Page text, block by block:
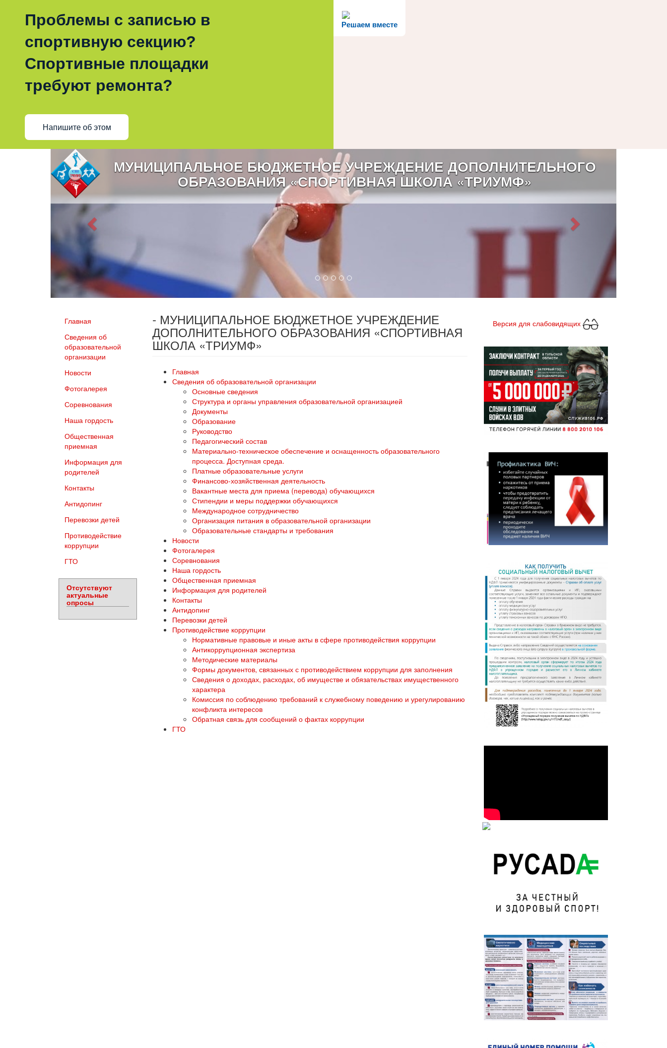
Решаем вместе
Проблемы с записью в
спортивную секцию?
Спортивные площадки
требуют ремонта?
Напишите об этом
МУНИЦИПАЛЬНОЕ БЮДЖЕТНОЕ УЧРЕЖДЕНИЕ ДОПОЛНИТЕЛЬНОГО
ОБРАЗОВАНИЯ «СПОРТИВНАЯ ШКОЛА «ТРИУМФ»
Главная
Сведения об
образовательной
организации
Новости
Фотогалерея
Соревнования
Наша гордость
Общественная
приемная
Информация для
родителей
Контакты
Антидопинг
Перевозки детей
Противодействие
коррупции
ГТО
Отсутствуют
актуальные
опросы
- МУНИЦИПАЛЬНОЕ БЮДЖЕТНОЕ УЧРЕЖДЕНИЕ
ДОПОЛНИТЕЛЬНОГО ОБРАЗОВАНИЯ «СПОРТИВНАЯ
ШКОЛА «ТРИУМФ»
Главная
Сведения об образовательной организации
Основные сведения
Структура и органы управления образовательной организацией
Документы
Образование
Руководство
Педагогический состав
Материально-техническое обеспечение и оснащенность образовательного
процесса. Доступная среда.
Платные образовательные услуги
Финансово-хозяйственная деятельность
Вакантные места для приема (перевода) обучающихся
Стипендии и меры поддержки обучающихся
Международное сотрудничество
Организация питания в образовательной организации
Образовательные стандарты и требования
Новости
Фотогалерея
Соревнования
Наша гордость
Общественная приемная
Информация для родителей
Контакты
Антидопинг
Перевозки детей
Противодействие коррупции
Нормативные правовые и иные акты в сфере противодействия коррупции
Антикоррупционная экспертиза
Методические материалы
Формы документов, связанных с противодействием коррупции для заполнения
Сведения о доходах, расходах, об имуществе и обязательствах имущественного
характера
Комиссия по соблюдению требований к служебному поведению и урегулированию
конфликта интересов
Обратная связь для сообщений о фактах коррупции
ГТО
Версия для слабовидящих